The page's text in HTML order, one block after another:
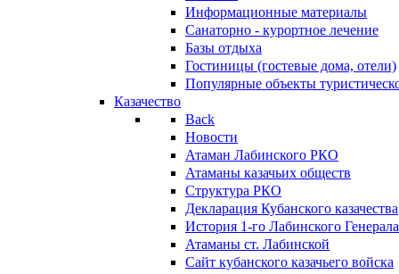
Информационные материалы
Санаторно - курортное лечение
Базы отдыха
Гостиницы (гостевые дома, отели)
Популярные объекты
Казачество
Back
Новости
Атаман Лабинского РКО
Атаманы казачьих обществ
Структура РКО
Декларация Кубанского казачества
История 1-го Лабинского
Атаманы ст. Лабинской
Cайт кубанского казачьего войска